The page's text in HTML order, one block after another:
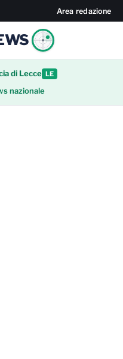
Area redazione
di Lecce LE
nazionale